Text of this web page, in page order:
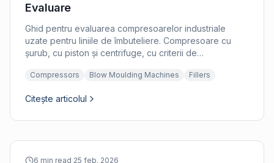
Evaluare
Ghid pentru evaluarea compresoarelor industriale
uzate pentru liniile de îmbuteliere. Compresoare cu
șurub, cu piston și centrifuge, cu criterii de
Compressors Blow Moulding Machines Fillers
Citește articolul
6 min read·25 feb. 2026